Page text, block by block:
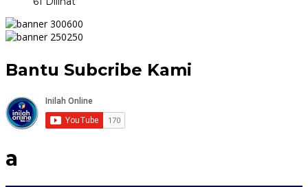
Bantu Subcribe Kami
a